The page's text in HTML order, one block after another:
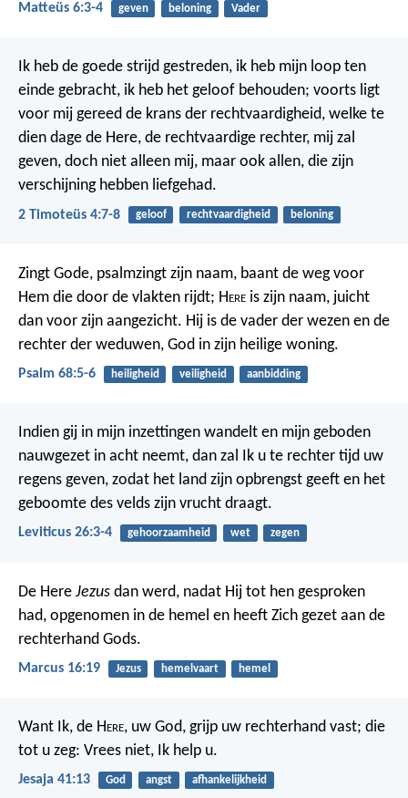
Matteüs 6:3-4 geven beloning Vader
Ik heb de goede strijd gestreden, ik heb mijn loop ten
einde gebracht, ik heb het geloof behouden; voorts ligt
voor mij gereed de krans der rechtvaardigheid, welke te
dien dage de Here, de rechtvaardige rechter, mij zal
geven, doch niet alleen mij, maar ook allen, die zijn
verschijning hebben liefgehad.
2 Timoteüs 4:7-8 geloof rechtvaardigheid beloning
Zingt Gode, psalmzingt zijn naam, baant de weg voor
Hem die door de vlakten rijdt; Here is zijn naam, juicht
dan voor zijn aangezicht. Hij is de vader der wezen en de
rechter der weduwen, God in zijn heilige woning.
Psalm 68:5-6 heiligheid veiligheid aanbidding
Indien gij in mijn inzettingen wandelt en mijn geboden
nauwgezet in acht neemt, dan zal Ik u te rechter tijd uw
regens geven, zodat het land zijn opbrengst geeft en het
geboomte des velds zijn vrucht draagt.
Leviticus 26:3-4 gehoorzaamheid wet zegen
De Here Jezus dan werd, nadat Hij tot hen gesproken
had, opgenomen in de hemel en heeft Zich gezet aan de
rechterhand Gods.
Marcus 16:19 Jezus hemelvaart hemel
Want Ik, de Here, uw God, grijp uw rechterhand vast; die
tot u zeg: Vrees niet, Ik help u.
Jesaja 41:13 God angst afhankelijkheid